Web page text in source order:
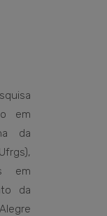
em
da
em
da